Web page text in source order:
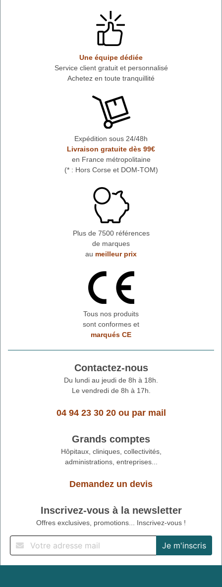
Une équipe dédiée
Service client gratuit et personnalisé
Achetez en toute tranquillité
Expédition sous 24/48h
Livraison gratuite dès 99€
en France métropolitaine
(* : Hors Corse et DOM-TOM)
Plus de 7500 références
de marques
au meilleur prix
Tous nos produits
sont conformes et
marqués CE
Contactez-nous
Du lundi au jeudi de 8h à 18h.
Le vendredi de 8h à 17h.
04 94 23 30 20ou par mail
Grands comptes
Hôpitaux, cliniques, collectivités,
administrations, entreprises...
Demandez un devis
Inscrivez-vous à la newsletter
Offres exclusives, promotions... Inscrivez-vous !